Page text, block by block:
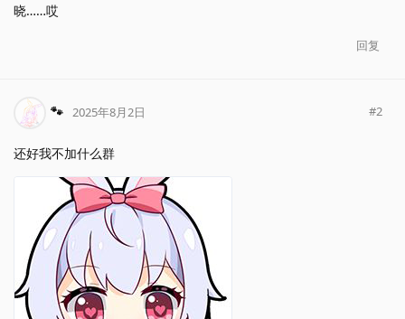
晓……哎
回复
🐾 2025年8月2日 #2
还好我不加什么群